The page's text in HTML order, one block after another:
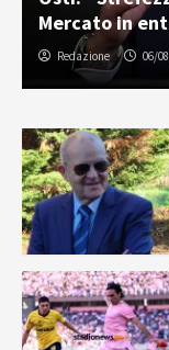
inizia la
Gabriele Cavallaro